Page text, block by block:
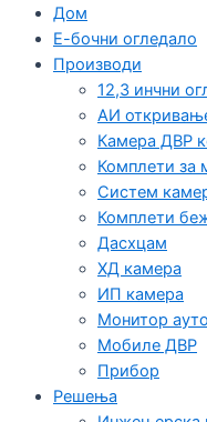
Дом
Е-бочни огледало
Производи
12,3 инчни
АИ
Камера ДВР
Комплети за
Систем
Комплети
Дасхцам
ХД камера
ИП камера
Монитор
Мобиле ДВР
Прибор
Решења